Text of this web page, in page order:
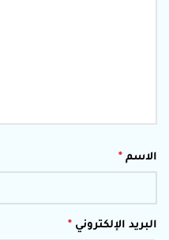
الاسم *
البريد الإلكتروني *